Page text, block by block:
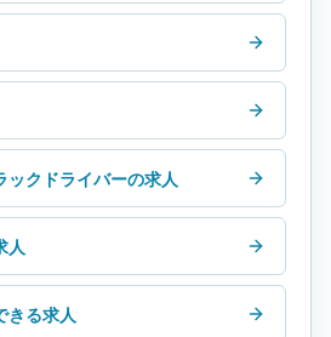
ックドライバーの求人
人
きる求人